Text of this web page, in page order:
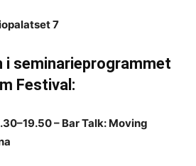
7
i seminarieprogrammet
Festival:
– Bar Talk: Moving